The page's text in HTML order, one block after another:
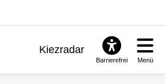
Kiezradar
Barrierefrei Menü